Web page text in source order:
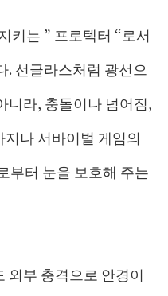
키는 ” 프로텍터 “로서
. 선글라스처럼 광선으
니라, 충돌이나 넘어짐,
나 서바이벌 게임의
부터 눈을 보호해 주는
외부 충격으로 안경이